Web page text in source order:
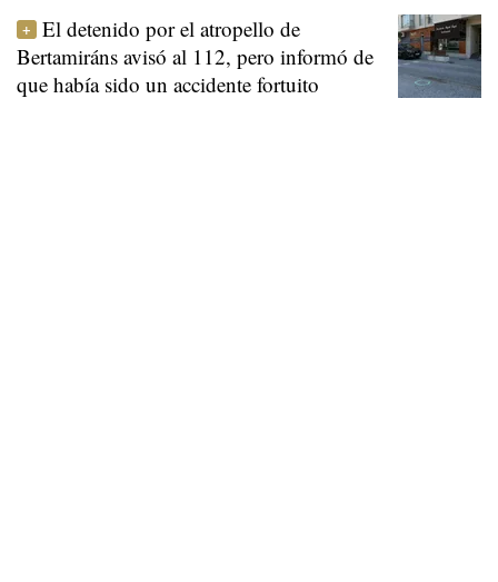
El detenido por el atropello de
Bertamiráns avisó al 112, pero informó de
que había sido un accidente fortuito